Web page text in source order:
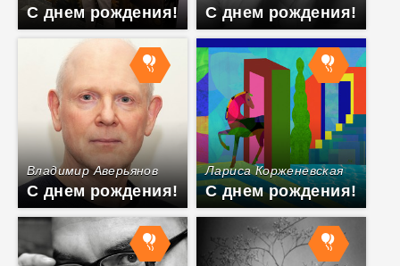
С днем рождения! С днем рождения!
Владимир Аверьянов
С днем рождения!
Лариса Корженевская
С днем рождения!